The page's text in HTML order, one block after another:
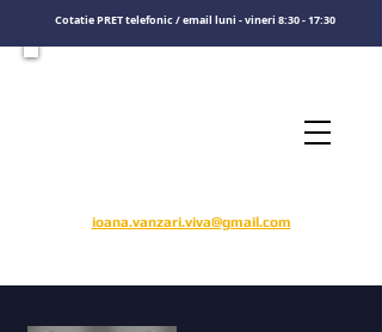
ioana.vanzari.viva@gmail.com
Cotatie PRET telefonic / email luni - vineri 8:30 - 17:30